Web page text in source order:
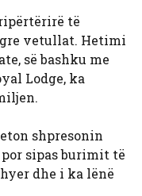
të
vetullat. Hetimi
së bashku me
Lodge, ka
shpresonin
sipas burimit të
dhe i ka lënë